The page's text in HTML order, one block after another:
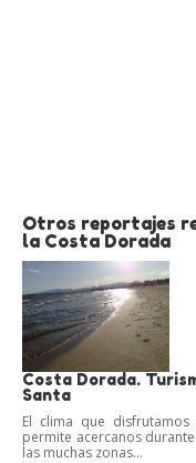
Otros reportajes
la Costa Dorada
Costa Dorada.
Santa
El clima que
permite acercanos
las muchas zonas...